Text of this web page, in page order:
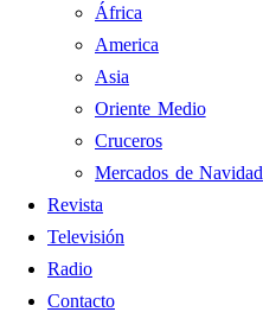
África
America
Asia
Oriente Medio
Cruceros
Mercados de Navidad
Revista
Televisión
Radio
Contacto